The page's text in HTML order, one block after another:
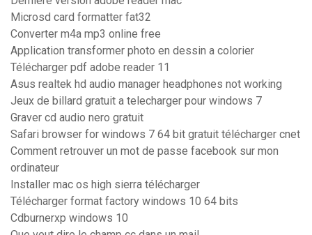
Microsd card formatter fat32
Converter m4a mp3 online free
Application transformer photo en dessin a colorier
Télécharger pdf adobe reader 11
Asus realtek hd audio manager headphones not working
Jeux de billard gratuit a telecharger pour windows 7
Graver cd audio nero gratuit
Safari browser for windows 7 64 bit gratuit télécharger cnet
Comment retrouver un mot de passe facebook sur mon
ordinateur
Installer mac os high sierra télécharger
Télécharger format factory windows 10 64 bits
Cdburnerxp windows 10